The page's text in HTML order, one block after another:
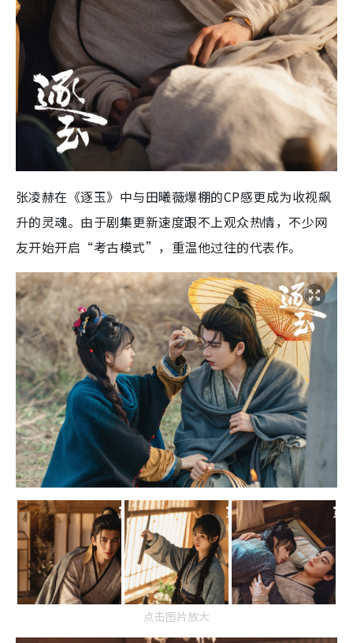
张凌赫在《逐玉》中与田曦薇爆棚的CP感更成为收视飙
升的灵魂。由于剧集更新速度跟不上观众热情，不少网
友开始开启“考古模式”，重温他过往的代表作。
点击图片放大